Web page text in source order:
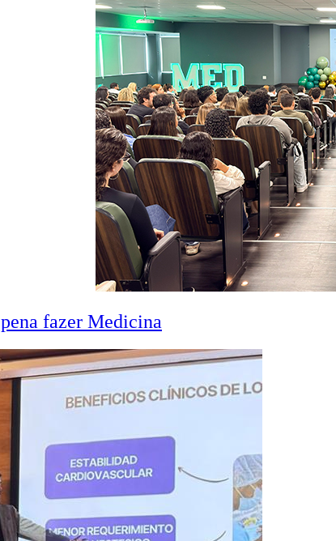
fazer Medicina